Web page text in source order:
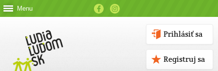
Menu
Prihlásiť sa
Registruj sa